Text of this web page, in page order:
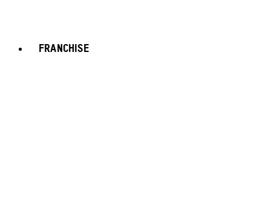
FRANCHISE